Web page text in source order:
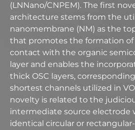
(LNNano/CNPEM). The first
architecture stems from the
nanomembrane (NM) as the
that promotes the formation of
contact with the organic
layer and enables the
thick OSC layers,
shortest channels utilized in
novelty is related to the
intermediate source electrode
identical circular or